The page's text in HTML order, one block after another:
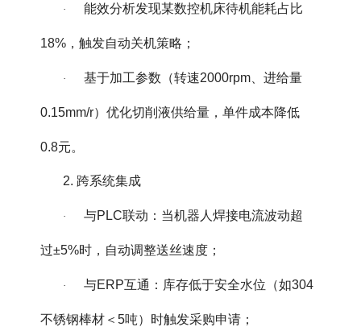
· 能效分析发现某数控机床待机能耗占比
18%，触发自动关机策略；
· 基于加工参数（转速2000rpm、进给量
0.15mm/r）优化切削液供给量，单件成本降低
0.8元。
2. 跨系统集成
· 与PLC联动：当机器人焊接电流波动超
过±5%时，自动调整送丝速度；
· 与ERP互通：库存低于安全水位（如304
不锈钢棒材＜5吨）时触发采购申请；